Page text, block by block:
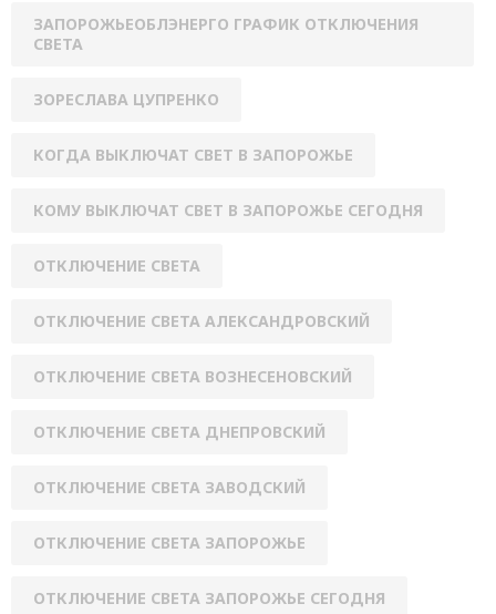
ЗАПОРОЖЬЕОБЛЭНЕРГО ГРАФИК ОТКЛЮЧЕНИЯ
СВЕТА
ЗОРЕСЛАВА ЦУПРЕНКО
КОГДА ВЫКЛЮЧАТ СВЕТ В ЗАПОРОЖЬЕ
КОМУ ВЫКЛЮЧАТ СВЕТ В ЗАПОРОЖЬЕ СЕГОДНЯ
ОТКЛЮЧЕНИЕ СВЕТА
ОТКЛЮЧЕНИЕ СВЕТА АЛЕКСАНДРОВСКИЙ
ОТКЛЮЧЕНИЕ СВЕТА ВОЗНЕСЕНОВСКИЙ
ОТКЛЮЧЕНИЕ СВЕТА ДНЕПРОВСКИЙ
ОТКЛЮЧЕНИЕ СВЕТА ЗАВОДСКИЙ
ОТКЛЮЧЕНИЕ СВЕТА ЗАПОРОЖЬЕ
ОТКЛЮЧЕНИЕ СВЕТА ЗАПОРОЖЬЕ СЕГОДНЯ